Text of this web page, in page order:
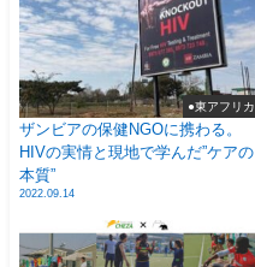
●東アフリカ
ザンビアの保健NGOに携わる。
HIVの実情と現地で学んだ”ケアの
本質”
2022.09.14